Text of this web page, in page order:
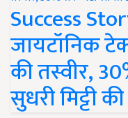
Success
जायटॉनिक
की तस्वीर,
सुधरी मिट्टी